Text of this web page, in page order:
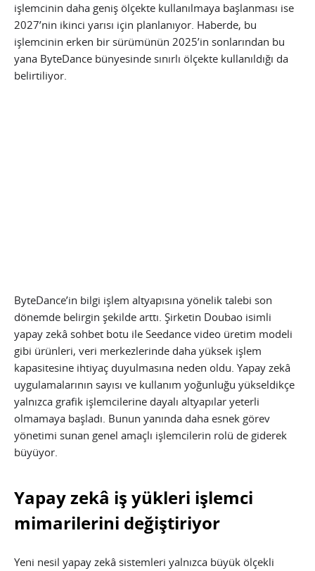
işlemcinin daha geniş ölçekte kullanılmaya başlanması ise
2027’nin ikinci yarısı için planlanıyor. Haberde, bu
işlemcinin erken bir sürümünün 2025’in sonlarından bu
yana ByteDance bünyesinde sınırlı ölçekte kullanıldığı da
belirtiliyor.
ByteDance’in bilgi işlem altyapısına yönelik talebi son
dönemde belirgin şekilde arttı. Şirketin Doubao isimli
yapay zekâ sohbet botu ile Seedance video üretim modeli
gibi ürünleri, veri merkezlerinde daha yüksek işlem
kapasitesine ihtiyaç duyulmasına neden oldu. Yapay zekâ
uygulamalarının sayısı ve kullanım yoğunluğu yükseldikçe
yalnızca grafik işlemcilerine dayalı altyapılar yeterli
olmamaya başladı. Bunun yanında daha esnek görev
yönetimi sunan genel amaçlı işlemcilerin rolü de giderek
büyüyor.
Yapay zekâ iş yükleri işlemci
mimarilerini değiştiriyor
Yeni nesil yapay zekâ sistemleri yalnızca büyük ölçekli